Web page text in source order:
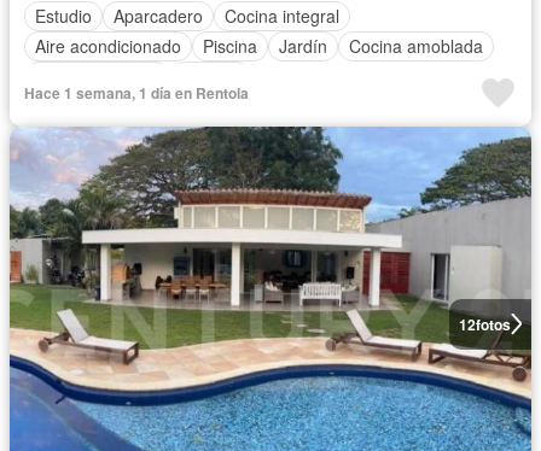
Estudio
Aparcadero
Cocina integral
Aire acondicionado
Piscina Jardín
Cocina amoblada
Hace 1 semana, 1 día en Rentola
12fotos